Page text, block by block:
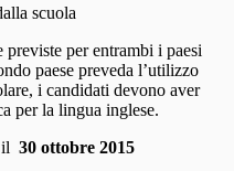
scuola
previste per entrambi i paesi
paese preveda l’utilizzo
i candidati devono aver
per la lingua inglese.
30 ottobre 2015